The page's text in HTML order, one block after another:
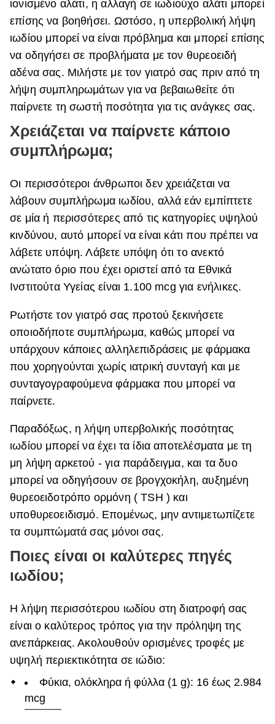
ιονισμένο αλάτι, η αλλαγή σε ιωδιούχο αλάτι μπορεί
επίσης να βοηθήσει. Ωστόσο, η υπερβολική λήψη
ιωδίου μπορεί να είναι πρόβλημα και μπορεί επίσης
να οδηγήσει σε προβλήματα με τον θυρεοειδή
αδένα σας. Μιλήστε με τον γιατρό σας πριν από τη
λήψη συμπληρωμάτων για να βεβαιωθείτε ότι
παίρνετε τη σωστή ποσότητα για τις ανάγκες σας.
Χρειάζεται να παίρνετε κάποιο
συμπλήρωμα;
Οι περισσότεροι άνθρωποι δεν χρειάζεται να
λάβουν συμπλήρωμα ιωδίου, αλλά εάν εμπίπτετε
σε μία ή περισσότερες από τις κατηγορίες υψηλού
κινδύνου, αυτό μπορεί να είναι κάτι που πρέπει να
λάβετε υπόψη. Λάβετε υπόψη ότι το ανεκτό
ανώτατο όριο που έχει οριστεί από τα Εθνικά
Ινστιτούτα Υγείας είναι 1.100 mcg για ενήλικες.
Ρωτήστε τον γιατρό σας προτού ξεκινήσετε
οποιοδήποτε συμπλήρωμα, καθώς μπορεί να
υπάρχουν κάποιες αλληλεπιδράσεις με φάρμακα
που χορηγούνται χωρίς ιατρική συνταγή και με
συνταγογραφούμενα φάρμακα που μπορεί να
παίρνετε.
Παραδόξως, η λήψη υπερβολικής ποσότητας
ιωδίου μπορεί να έχει τα ίδια αποτελέσματα με τη
μη λήψη αρκετού - για παράδειγμα, και τα δυο
μπορεί να οδηγήσουν σε βρογχοκήλη, αυξημένη
θυρεοειδοτρόπο ορμόνη ( TSH ) και
υποθυρεοειδισμό. Επομένως, μην αντιμετωπίζετε
τα συμπτώματά σας μόνοι σας.
Ποιες είναι οι καλύτερες πηγές
ιωδίου;
Η λήψη περισσότερου ιωδίου στη διατροφή σας
είναι ο καλύτερος τρόπος για την πρόληψη της
ανεπάρκειας. Ακολουθούν ορισμένες τροφές με
υψηλή περιεκτικότητα σε ιώδιο:
Φύκια, ολόκληρα ή φύλλα (1 g): 16 έως 2.984
mcg